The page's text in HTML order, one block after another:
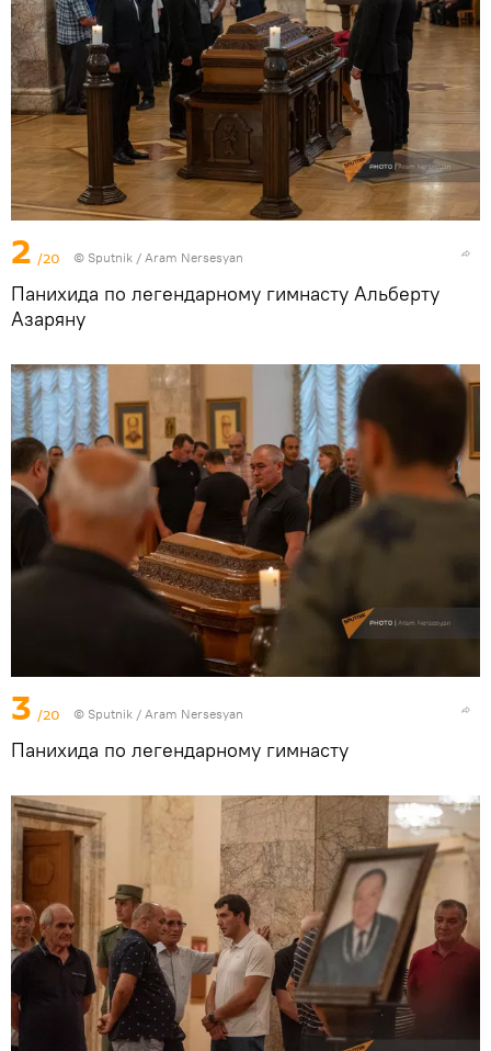
2 /20 © Sputnik / Aram Nersesyan
Панихида по легендарному гимнасту Альберту
Азаряну
3 /20 © Sputnik / Aram Nersesyan
Панихида по легендарному гимнасту